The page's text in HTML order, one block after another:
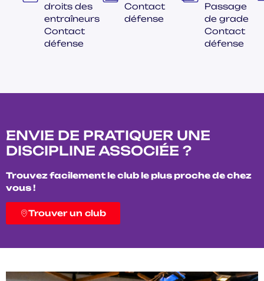
droits des
entraîneurs
Contact
défense
Contact
défense
Passage
de grade
Contact
défense
ENVIE DE PRATIQUER UNE
DISCIPLINE ASSOCIÉE ?
Trouvez facilement le club le plus proche de chez
vous !
Trouver un club